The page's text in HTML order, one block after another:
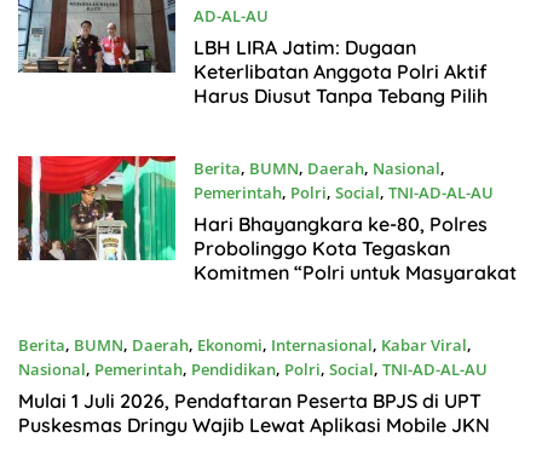
AD-AL-AU
Juli2, 2026
LBH LIRA Jatim: Dugaan
Keterlibatan Anggota Polri Aktif
Harus Diusut Tanpa Tebang Pilih
Berita, BUMN, Daerah, Nasional,
Pemerintah, Polri, Social, TNI-AD-AL-AU
Juli1, 2026
Hari Bhayangkara ke-80, Polres
Probolinggo Kota Tegaskan
Komitmen “Polri untuk Masyarakat
Berita, BUMN, Daerah, Ekonomi, Internasional, Kabar Viral,
Nasional, Pemerintah, Pendidikan, Polri, Social, TNI-AD-AL-AU
Juni30, 2026
Mulai 1 Juli 2026, Pendaftaran Peserta BPJS di UPT
Puskesmas Dringu Wajib Lewat Aplikasi Mobile JKN